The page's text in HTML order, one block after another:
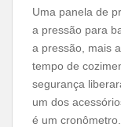
Uma panela de
a pressão para
a pressão, mais
tempo de
segurança
um dos
é um